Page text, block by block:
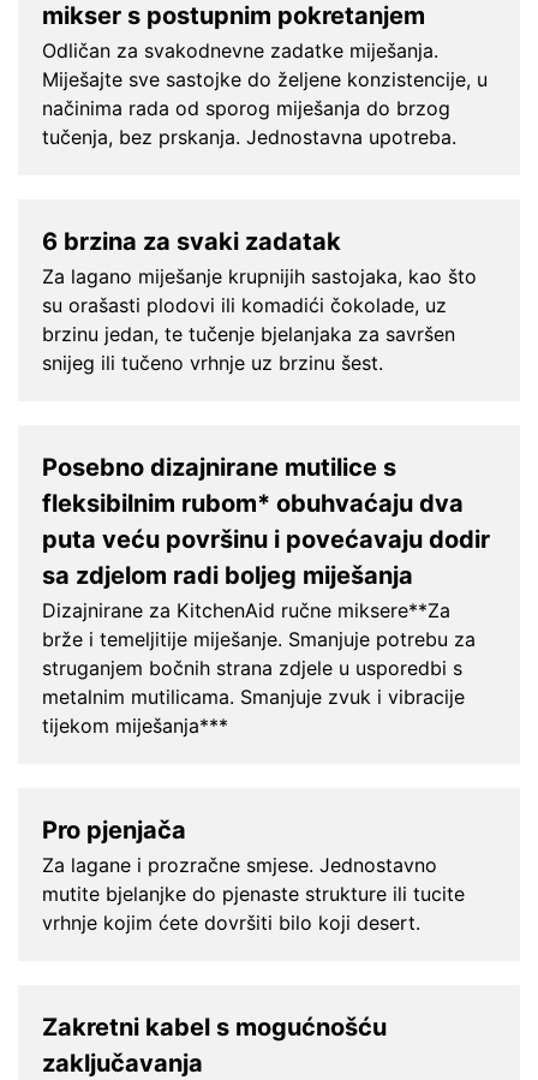
mikser s postupnim pokretanjem
Odličan za svakodnevne zadatke miješanja.
Miješajte sve sastojke do željene konzistencije, u
načinima rada od sporog miješanja do brzog
tučenja, bez prskanja. Jednostavna upotreba.
6 brzina za svaki zadatak
Za lagano miješanje krupnijih sastojaka, kao što
su orašasti plodovi ili komadići čokolade, uz
brzinu jedan, te tučenje bjelanjaka za savršen
snijeg ili tučeno vrhnje uz brzinu šest.
Posebno dizajnirane mutilice s
fleksibilnim rubom* obuhvaćaju dva
puta veću površinu i povećavaju dodir
sa zdjelom radi boljeg miješanja
Dizajnirane za KitchenAid ručne miksere**Za
brže i temeljitije miješanje. Smanjuje potrebu za
struganjem bočnih strana zdjele u usporedbi s
metalnim mutilicama. Smanjuje zvuk i vibracije
tijekom miješanja***
Pro pjenjača
Za lagane i prozračne smjese. Jednostavno
mutite bjelanjke do pjenaste strukture ili tucite
vrhnje kojim ćete dovršiti bilo koji desert.
Zakretni kabel s mogućnošću
zaključavanja